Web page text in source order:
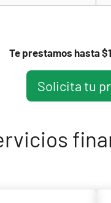
Te prestamos hasta
Solicita tu